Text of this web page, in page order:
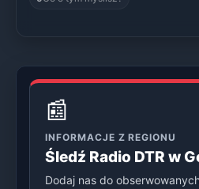
📰
INFORMACJE Z REGIONU
Śledź Radio DTR w
Dodaj nas do